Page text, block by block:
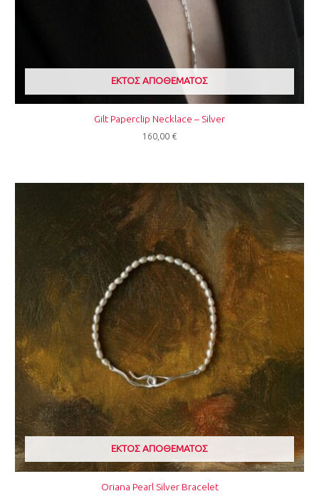
ΕΚΤΌΣ ΑΠΟΘΈΜΑΤΟΣ
Gilt Paperclip Necklace – Silver
160,00 €
ΕΚΤΌΣ ΑΠΟΘΈΜΑΤΟΣ
Oriana Pearl Silver Bracelet